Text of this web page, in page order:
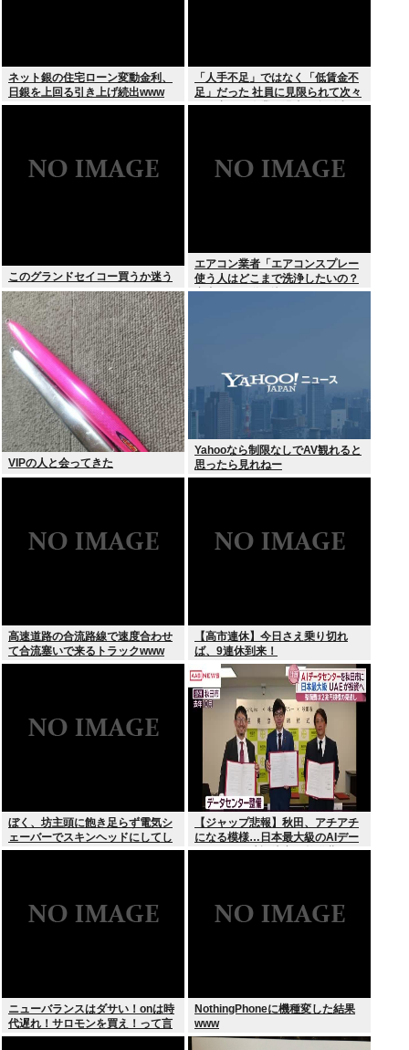
ネット銀の住宅ローン変動金利、
日銀を上回る引き上げ続出www
「人手不足」ではなく「低賃金不
足」だった 社員に見限られて次々
と倒産する企業が過去最多 給与ア
このグランドセイコー買うか迷う
エアコン業者「エアコンスプレー
使う人はどこまで洗浄したいの？
室内に風を送り込んでるファンは
VIPの人と会ってきた
Yahooなら制限なしでAV観れると
思ったら見れねー
高速道路の合流路線で速度合わせ
て合流塞いで来るトラックwww
【高市連休】今日さえ乗り切れ
ば、9連休到来！
ぼく、坊主頭に飽き足らず電気シ
ェーバーでスキンヘッドにしてし
まう
【ジャップ悲報】秋田、アチアチ
になる模様…日本最大級のAIデー
タセンター建設決定！整備費は2
ニューバランスはダサい！onは時
代遅れ！サロモンを買え！って言
われたから買ったんやが
NothingPhoneに機種変した結果
www